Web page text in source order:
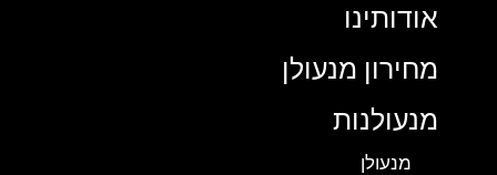
אודותינו
מחירון מנעולן
מנעולנות
מנעולן